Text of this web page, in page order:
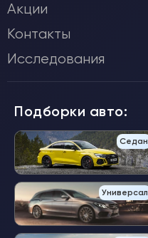
Акции
Контакты
Исследования
Подборки авто:
Седан
Универсал